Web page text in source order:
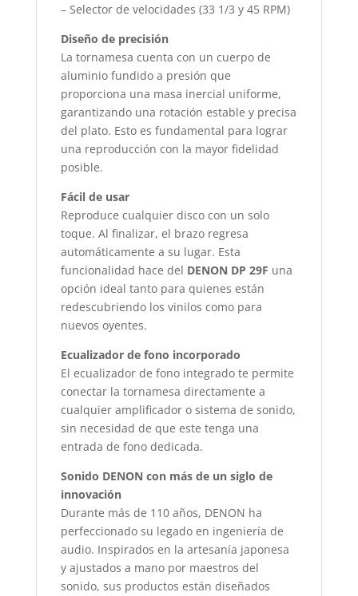
– Selector de velocidades (33 1/3 y 45 RPM)
Diseño de precisión
La tornamesa cuenta con un cuerpo de
aluminio fundido a presión que
proporciona una masa inercial uniforme,
garantizando una rotación estable y precisa
del plato. Esto es fundamental para lograr
una reproducción con la mayor fidelidad
posible.
Fácil de usar
Reproduce cualquier disco con un solo
toque. Al finalizar, el brazo regresa
automáticamente a su lugar. Esta
funcionalidad hace del DENON DP 29F una
opción ideal tanto para quienes están
redescubriendo los vinilos como para
nuevos oyentes.
Ecualizador de fono incorporado
El ecualizador de fono integrado te permite
conectar la tornamesa directamente a
cualquier amplificador o sistema de sonido,
sin necesidad de que este tenga una
entrada de fono dedicada.
Sonido DENON con más de un siglo de
innovación
Durante más de 110 años, DENON ha
perfeccionado su legado en ingeniería de
audio. Inspirados en la artesanía japonesa
y ajustados a mano por maestros del
sonido, sus productos están diseñados